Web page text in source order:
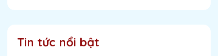
Tin tức nổi bật